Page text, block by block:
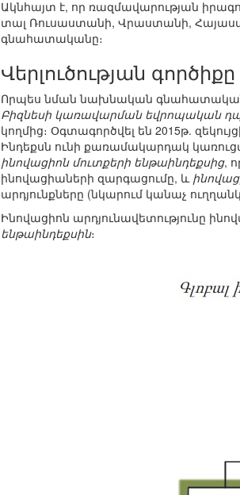
Ակնհայտ է, որ ռազմավարության
տալ Ռուսաստանի, Վրաստանի,
գնահատականը։
Վերլուծության գործիքը
Որպես նման նախնական գնահատական
Բիզնեսի կառավարման եվրոպական
կողմից։ Օգտագործվել են 2015թ.
Ինդեքսն ունի քառամակարդակ
ինովացիոն մուտքերի ենթաինդեքսից,
ինովացիաների զարգացումը, և
արդյունքները (նկարում կանաչ
Ինովացիոն արդյունավետությունը
ենթաինդեքսին։